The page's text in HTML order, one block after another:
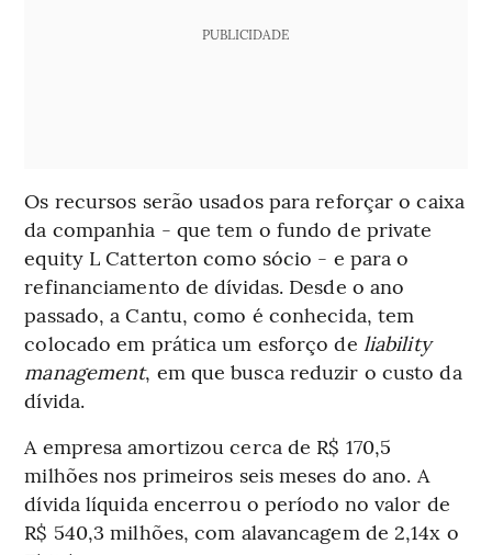
PUBLICIDADE
Os recursos serão usados para reforçar o caixa
da companhia - que tem o fundo de private
equity L Catterton como sócio - e para o
refinanciamento de dívidas. Desde o ano
passado, a Cantu, como é conhecida, tem
colocado em prática um esforço de liability
management, em que busca reduzir o custo da
dívida.
A empresa amortizou cerca de R$ 170,5
milhões nos primeiros seis meses do ano. A
dívida líquida encerrou o período no valor de
R$ 540,3 milhões, com alavancagem de 2,14x o